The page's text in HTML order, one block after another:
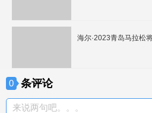
海尔·2023青岛马拉松
0 条评论
来说两句吧。。。